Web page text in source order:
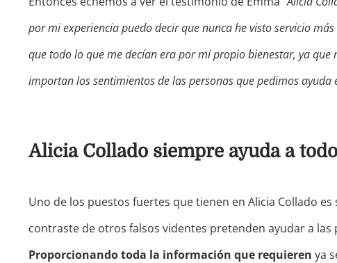
por mi experiencia puedo decir que nunca he visto servicio
que todo lo que me decían era por mi propio bienestar, ya
importan los sentimientos de las personas que pedimos ayuda
Alicia Collado siempre ayuda a
Uno de los puestos fuertes que tienen en Alicia Collado
contraste de otros falsos videntes pretenden ayudar a las
Proporcionando toda la información que requieren ya